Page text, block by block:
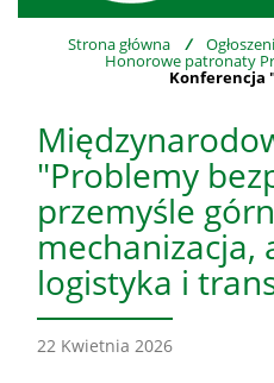
Strona główna /
Honorowe patronaty
Konferencja
"Problemy
przemyśle
mechanizacja,
logistyka i
22 Kwietnia 2026